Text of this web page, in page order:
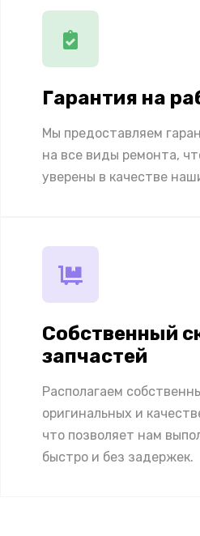
Гарантия на
Мы предоставляем
на все виды ремонта,
уверены в качестве
Собственный
запчастей
Располагаем
оригинальных и
что позволяет нам
быстро и без задержек.